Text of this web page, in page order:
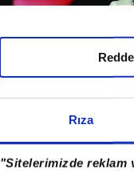
Rıza
"Sitelerimizde reklam